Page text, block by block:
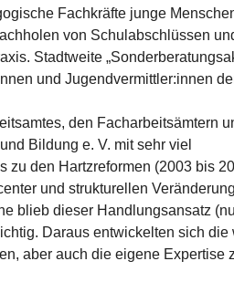
Fachkräfte junge
von Schulabschlüssen
Stadtweite
und Jugendvermittler:innen
den Facharbeitsämtern
Bildung e. V. mit sehr viel
zu den Hartzreformen (2003 bis
und strukturellen
blieb dieser Handlungsansatz
Daraus entwickelten sich die
aber auch die eigene Expertise